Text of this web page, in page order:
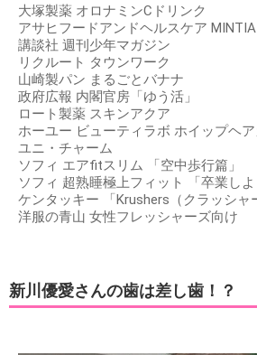
大塚製薬 オロナミンCドリンク
アサヒフードアンドヘルスケア MINTIA
講談社 週刊少年マガジン
リクルート タウンワーク
山崎製パン まるごとバナナ
政府広報 内閣官房「ゆう活」
ロート製薬 スキンアクア
ホーユー ビューティラボ ホイップヘ
ユニ・チャーム
ソフィ エアfitスリム 「空中歩行篇」
ソフィ 超熟睡極上フィット 「卒業しよ
ケンタッキー 「Krushers（クラッシャ
洋服の青山 女性フレッシャーズ向け
新川優愛さんの歯は差し歯！？